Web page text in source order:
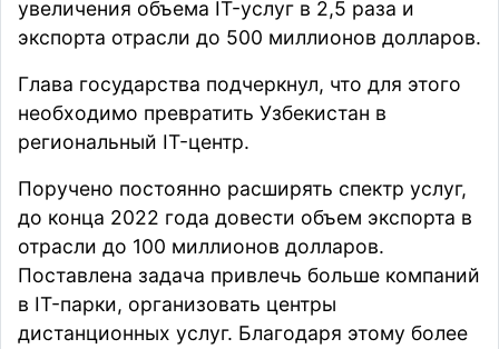
увеличения объема IT-услуг в 2,5 раза и
экспорта отрасли до 500 миллионов долларов.
Глава государства подчеркнул, что для этого
необходимо превратить Узбекистан в
региональный IT-центр.
Поручено постоянно расширять спектр услуг,
до конца 2022 года довести объем экспорта в
отрасли до 100 миллионов долларов.
Поставлена задача привлечь больше компаний
в IT-парки, организовать центры
дистанционных услуг. Благодаря этому более